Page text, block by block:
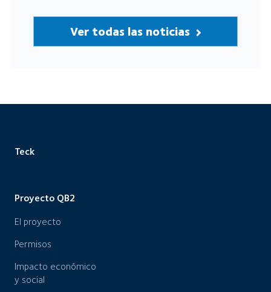
Ver todas las noticias
Teck
Proyecto QB2
El proyecto
Permisos
Impacto económico
y social